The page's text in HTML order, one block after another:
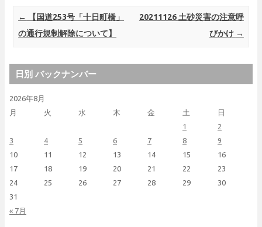
Post navigation
←
【国道253号「十日町橋」
の通行規制解除について】
20211126 土砂災害の注意呼
びかけ →
日別 バックナンバー
2026年8月
月
火 水 木 金 土 日
« 7月
1
2
3
4 5 6 7 8
9
10
11 12 13 14 15
16
17
18 19 20 21 22
23
24
25 26 27 28 29
30
31